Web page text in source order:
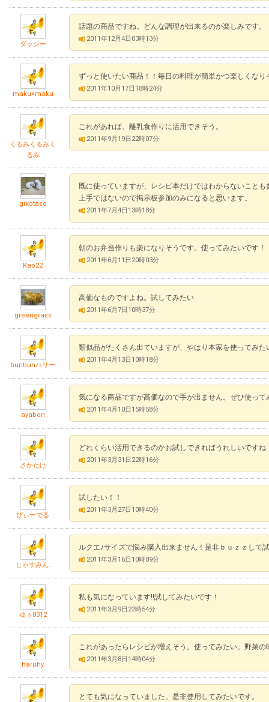
ダッシー
話題の商品ですね。どんな調理が出来るのか楽しみです。
2011年12月4日03時13分
maku×maku
ずっと使いたい商品！！毎日の料理が簡単かつ楽しくなり
2011年10月17日18時24分
くるみくるみく
るみ
これがあれば、離乳食作りに活用できそう。
2011年9月19日22時07分
gikotaso
既に使っていますが、レシピ本だけではわからないこと
上手ではないので掲示板参加のみになると思います。
2011年7月4日13時18分
Kao22
朝のお弁当作りも楽になりそうです。使ってみたいです！
2011年6月11日20時03分
greengrass
高価なものですよね。試してみたい
2011年6月7日10時37分
bunbunハリー
類似品がたくさん出ていますが、やはり本家を使ってみた
2011年4月13日10時18分
ayabon
気になる商品ですが高価なので手が出ません。ぜひ使って
2011年4月10日15時58分
さかたけ
どれくらい活用できるのかお試しできればうれしいですね
2011年3月31日22時16分
びぃーでる
試したい！！
2011年3月27日10時40分
じゃすみん.
ルクエ♪サイズで悩み購入出来ません！是非ｂｕｚｚして
2011年3月16日10時09分
ゆぅ0312
私も気になっています!!試してみたいです！
2011年3月9日22時54分
haruhy
これがあったらレシピが増えそう。使ってみたい。野菜の
2011年3月8日14時04分
とても気になっていました。是非使用してみたいです。